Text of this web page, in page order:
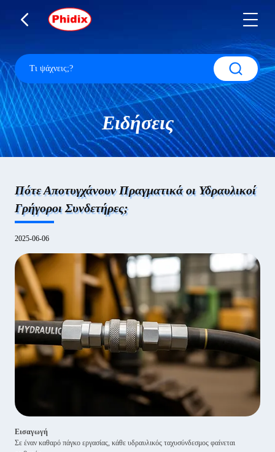
Ειδήσεις
Πότε Αποτυγχάνουν Πραγματικά οι Υδραυλικοί
Γρήγοροι Συνδετήρες;
2025-06-06
Εισαγωγή
Σε έναν καθαρό πάγκο εργασίας, κάθε υδραυλικός ταχυσύνδεσμος φαίνεται